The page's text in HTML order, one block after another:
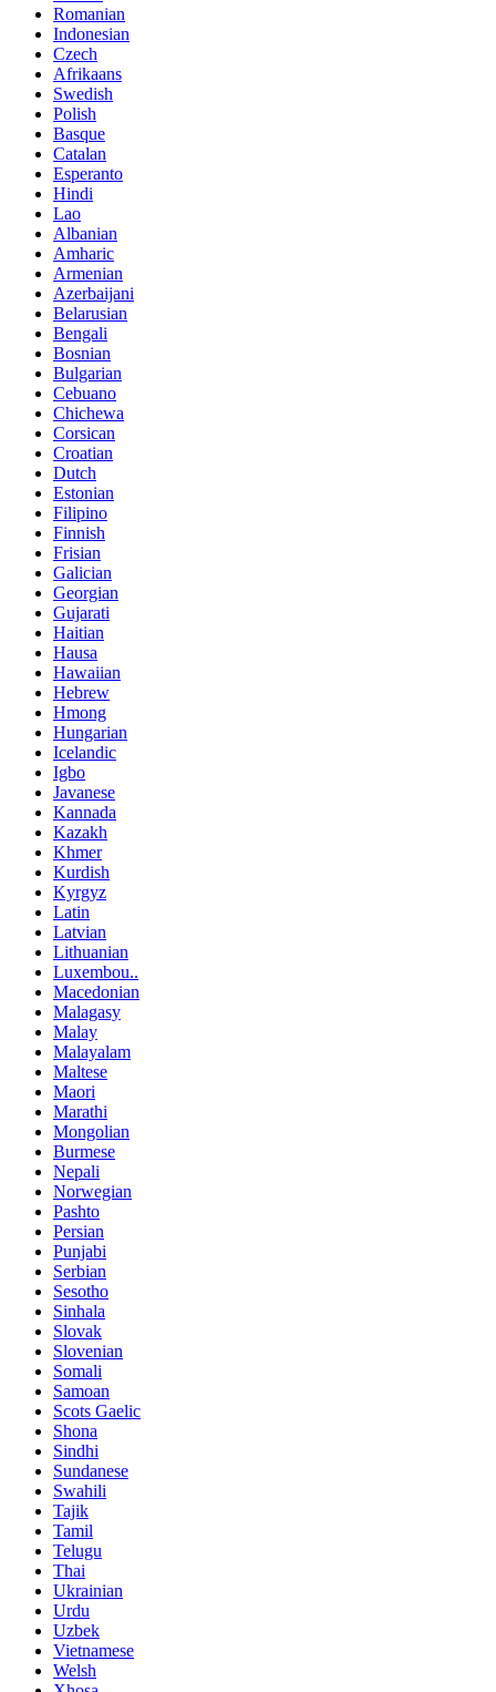
Romanian
Indonesian
Czech
Afrikaans
Swedish
Polish
Basque
Catalan
Esperanto
Hindi
Lao
Albanian
Amharic
Armenian
Azerbaijani
Belarusian
Bengali
Bosnian
Bulgarian
Cebuano
Chichewa
Corsican
Croatian
Dutch
Estonian
Filipino
Finnish
Frisian
Galician
Georgian
Gujarati
Haitian
Hausa
Hawaiian
Hebrew
Hmong
Hungarian
Icelandic
Igbo
Javanese
Kannada
Kazakh
Khmer
Kurdish
Kyrgyz
Latin
Latvian
Lithuanian
Luxembou..
Macedonian
Malagasy
Malay
Malayalam
Maltese
Maori
Marathi
Mongolian
Burmese
Nepali
Norwegian
Pashto
Persian
Punjabi
Serbian
Sesotho
Sinhala
Slovak
Slovenian
Somali
Samoan
Scots Gaelic
Shona
Sindhi
Sundanese
Swahili
Tajik
Tamil
Telugu
Thai
Ukrainian
Urdu
Uzbek
Vietnamese
Welsh